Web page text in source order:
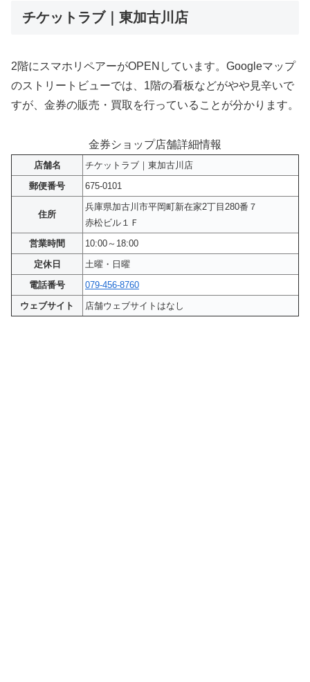
チケットラブ｜東加古川店
2階にスマホリペアーがOPENしています。Googleマップ
のストリートビューでは、1階の看板などがやや見辛いで
すが、金券の販売・買取を行っていることが分かります。
金券ショップ店舗詳細情報
店舗名
チケットラブ｜東加古川店
郵便番号
675-0101
住所
兵庫県加古川市平岡町新在家2丁目280番７
赤松ビル１Ｆ
営業時間
10:00～18:00
定休日
土曜・日曜
電話番号
079-456-8760
ウェブサイト
店舗ウェブサイトはなし